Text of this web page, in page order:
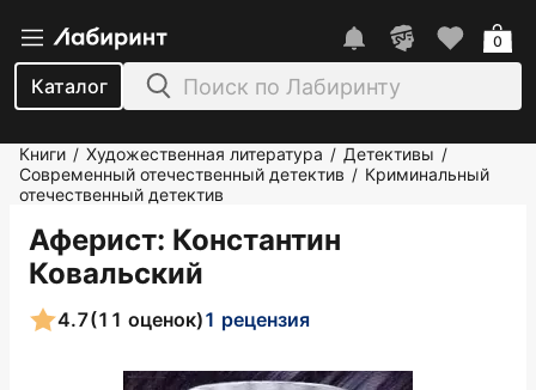
Каталог
0
Книги / Художественная литература / Детективы /
Современный отечественный детектив / Криминальный
отечественный детектив
Аферист: Константин
Ковальский
4.7(11 оценок)1 рецензия